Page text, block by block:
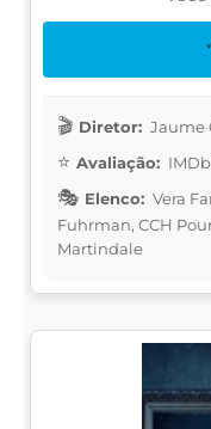
Diretor: Jaume
Avaliação:
Elenco: Vera
Fuhrman, CCH
Martindale